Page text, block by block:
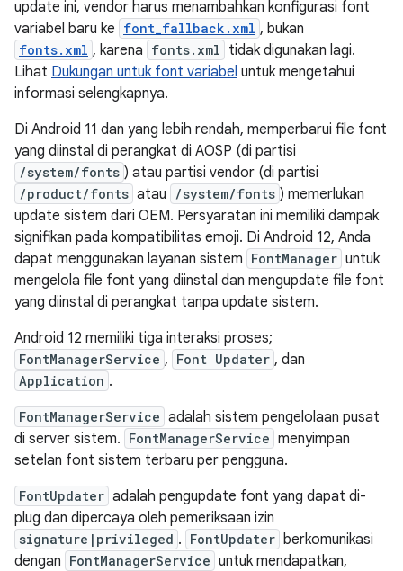
update ini, vendor harus menambahkan konfigurasi font
variabel baru ke font_fallback.xml , bukan
fonts.xml , karena fonts.xml tidak digunakan lagi.
Lihat Dukungan untuk font variabel untuk mengetahui
informasi selengkapnya.
Di Android 11 dan yang lebih rendah, memperbarui file font
yang diinstal di perangkat di AOSP (di partisi
/system/fonts ) atau partisi vendor (di partisi
/product/fonts atau /system/fonts ) memerlukan
update sistem dari OEM. Persyaratan ini memiliki dampak
signifikan pada kompatibilitas emoji. Di Android 12, Anda
dapat menggunakan layanan sistem FontManager untuk
mengelola file font yang diinstal dan mengupdate file font
yang diinstal di perangkat tanpa update sistem.
Android 12 memiliki tiga interaksi proses;
FontManagerService , Font Updater , dan
Application .
FontManagerService adalah sistem pengelolaan pusat
di server sistem. FontManagerService menyimpan
setelan font sistem terbaru per pengguna.
FontUpdater adalah pengupdate font yang dapat di-
plug dan dipercaya oleh pemeriksaan izin
signature|privileged . FontUpdater berkomunikasi
dengan FontManagerService untuk mendapatkan,